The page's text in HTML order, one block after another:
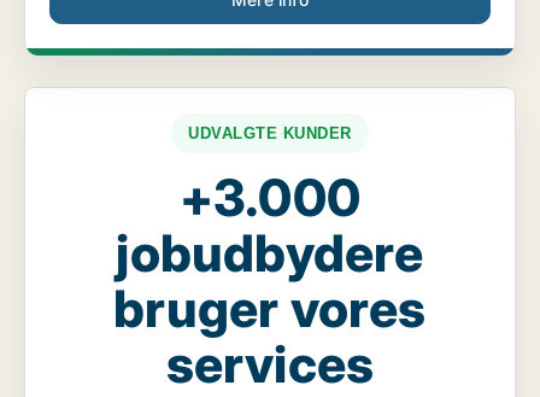
UDVALGTE KUNDER
+3.000
jobudbydere
bruger vores
services